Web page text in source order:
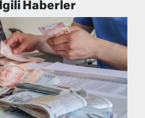
İlgili Haberler